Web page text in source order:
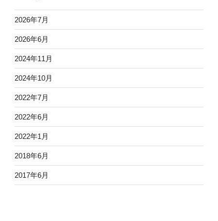
2026年7月
2026年6月
2024年11月
2024年10月
2022年7月
2022年6月
2022年1月
2018年6月
2017年6月